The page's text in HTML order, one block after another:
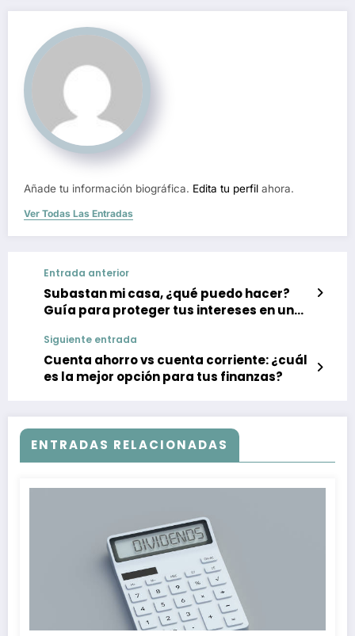
Añade tu información biográfica. Edita tu perfil ahora.
Ver Todas Las Entradas
Entrada anterior
Subastan mi casa, ¿qué puedo hacer?
Guía para proteger tus intereses en una
Siguiente entrada
Cuenta ahorro vs cuenta corriente: ¿cuál
es la mejor opción para tus finanzas?
ENTRADAS RELACIONADAS